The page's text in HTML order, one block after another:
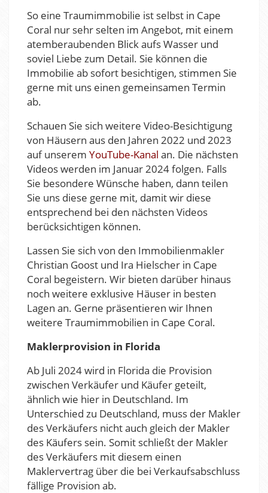
So eine Traumimmobilie ist selbst in Cape
Coral nur sehr selten im Angebot, mit einem
atemberaubenden Blick aufs Wasser und
soviel Liebe zum Detail. Sie können die
Immobilie ab sofort besichtigen, stimmen Sie
gerne mit uns einen gemeinsamen Termin
ab.
Schauen Sie sich weitere Video-Besichtigung
von Häusern aus den Jahren 2022 und 2023
auf unserem YouTube-Kanal an. Die nächsten
Videos werden im Januar 2024 folgen. Falls
Sie besondere Wünsche haben, dann teilen
Sie uns diese gerne mit, damit wir diese
entsprechend bei den nächsten Videos
berücksichtigen können.
Lassen Sie sich von den Immobilienmakler
Christian Goost und Ira Hielscher in Cape
Coral begeistern. Wir bieten darüber hinaus
noch weitere exklusive Häuser in besten
Lagen an. Gerne präsentieren wir Ihnen
weitere Traumimmobilien in Cape Coral.
Maklerprovision in Florida
Ab Juli 2024 wird in Florida die Provision
zwischen Verkäufer und Käufer geteilt,
ähnlich wie hier in Deutschland. Im
Unterschied zu Deutschland, muss der Makler
des Verkäufers nicht auch gleich der Makler
des Käufers sein. Somit schließt der Makler
des Verkäufers mit diesem einen
Maklervertrag über die bei Verkaufsabschluss
fällige Provision ab.